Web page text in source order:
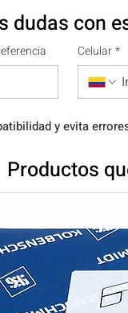
dudas con
Celular *
y evita
Productos